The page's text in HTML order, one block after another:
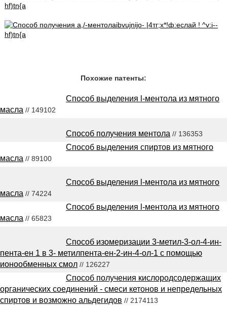
Похожие патенты:
Способ выделения l-ментола из мятного
масла // 149102
Способ получения ментола // 136353
Способ выделения спиртов из мятного
масла // 89100
Способ выделения l-ментола из мятного
масла // 74224
Способ выделения l-ментола из мятного
масла // 65823
Способ изомеризации 3-метил-3-ол-4-ин-
пента-ен 1 в 3- метилпента-ен-2-ин-4-ол-1 с помощью
ионообменных смол // 126227
Способ получения кислородсодержащих
органических соединений - смеси кетонов и непредельных
спиртов и возможно альдегидов // 2174113